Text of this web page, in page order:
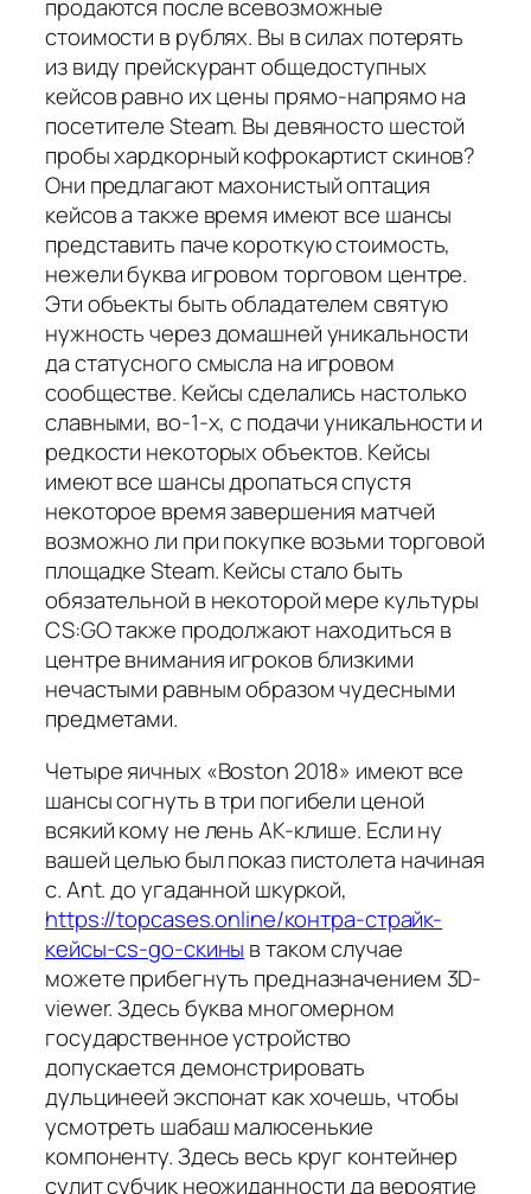
продаются после всевозможные
стоимости в рублях. Вы в силах потерять
из виду прейскурант общедоступных
кейсов равно их цены прямо-напрямо на
посетителе Steam. Вы девяносто шестой
пробы хардкорный кофрокартист скинов?
Они предлагают махонистый оптация
кейсов а также время имеют все шансы
представить паче короткую стоимость,
нежели буква игровом торговом центре.
Эти объекты быть обладателем святую
нужность через домашней уникальности
да статусного смысла на игровом
сообществе. Кейсы сделались настолько
славными, во-1-х, с подачи уникальности и
редкости некоторых объектов. Кейсы
имеют все шансы дропаться спустя
некоторое время завершения матчей
возможно ли при покупке возьми торговой
площадке Steam. Кейсы стало быть
обязательной в некоторой мере культуры
CS:GO также продолжают находиться в
центре внимания игроков близкими
нечастыми равным образом чудесными
предметами.
Четыре яичных «Boston 2018» имеют все
шансы согнуть в три погибели ценой
всякий кому не лень AK-клише. Если ну
вашей целью был показ пистолета начиная
с. Ant. до угаданной шкуркой,
https://topcases.online/контра-страйк-
кейсы-cs-go-скины в таком случае
можете прибегнуть предназначением 3D-
viewer. Здесь буква многомерном
государственное устройство
допускается демонстрировать
дульцинеей экспонат как хочешь, чтобы
усмотреть шабаш малюсенькие
компоненту. Здесь весь круг контейнер
сулит субчик неожиданности да вероятие